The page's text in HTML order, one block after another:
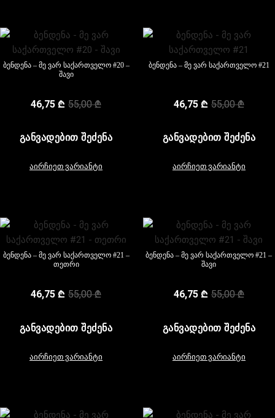
ბენდენა – მე ვარ საქართველო #20 –
შავი
55,00₾
46,75 ₾
ᲒᲐᲜᲕᲐᲓᲔᲑᲘᲗ ᲨᲔᲫᲔᲜᲐ
აირჩიეთ ვარიანტი
ბენდენა – მე ვარ საქართველო #21
55,00₾
46,75 ₾
ᲒᲐᲜᲕᲐᲓᲔᲑᲘᲗ ᲨᲔᲫᲔᲜᲐ
აირჩიეთ ვარიანტი
ბენდენა – მე ვარ საქართველო #21 –
თეთრი
55,00₾
46,75 ₾
ᲒᲐᲜᲕᲐᲓᲔᲑᲘᲗ ᲨᲔᲫᲔᲜᲐ
აირჩიეთ ვარიანტი
ბენდენა – მე ვარ საქართველო #21 –
შავი
55,00₾
46,75 ₾
ᲒᲐᲜᲕᲐᲓᲔᲑᲘᲗ ᲨᲔᲫᲔᲜᲐ
აირჩიეთ ვარიანტი